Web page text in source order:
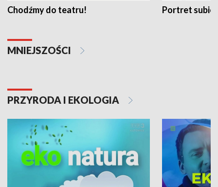
Chodźmy do teatru! Portret
MNIEJSZOŚCI
PRZYRODA I EKOLOGIA